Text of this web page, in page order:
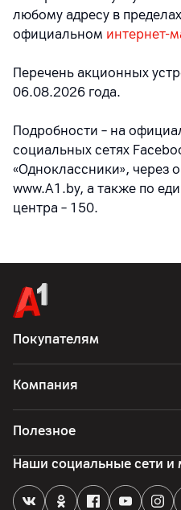
любому адресу в
официальном интернет-
Перечень акционных
06.08.2026 года.
Подробности – на
социальных сетях
«Одноклассники», через
www.A1.by, а также по
центра – 150.
Покупателям
Компания
Полезное
Наши социальные сети